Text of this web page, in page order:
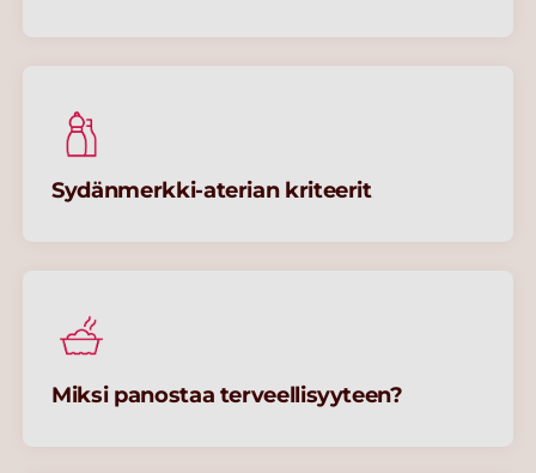
Sydänmerkki-aterian kriteerit​
Miksi panostaa terveellisyyteen?